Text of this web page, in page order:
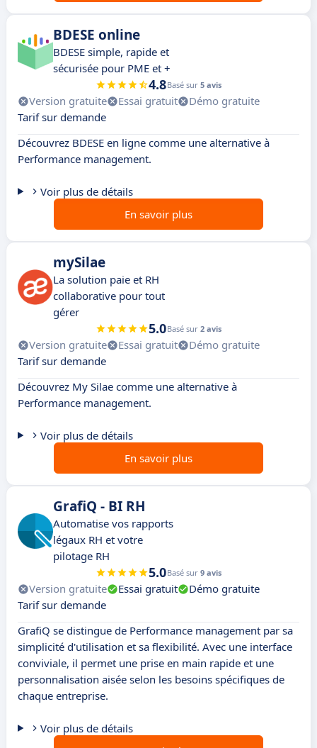
BDESE online
BDESE simple, rapide et
sécurisée pour PME et +
4.8Basé sur 5 avis
Version gratuite Essai gratuit
Démo gratuite
Tarif sur demande
Découvrez BDESE en ligne comme une alternative à
Performance management.
Voir plus de détails
En savoir plus
mySilae
La solution paie et RH
collaborative pour tout
gérer
5.0Basé sur 2 avis
Version gratuite Essai gratuit
Démo gratuite
Tarif sur demande
Découvrez My Silae comme une alternative à
Performance management.
Voir plus de détails
En savoir plus
GrafiQ - BI RH
Automatise vos rapports
légaux RH et votre
pilotage RH
5.0Basé sur 9 avis
Version gratuite Essai gratuit
Démo gratuite
Tarif sur demande
GrafiQ se distingue de Performance management par sa
simplicité d'utilisation et sa flexibilité. Avec une interface
conviviale, il permet une prise en main rapide et une
personnalisation aisée selon les besoins spécifiques de
chaque entreprise.
Voir plus de détails